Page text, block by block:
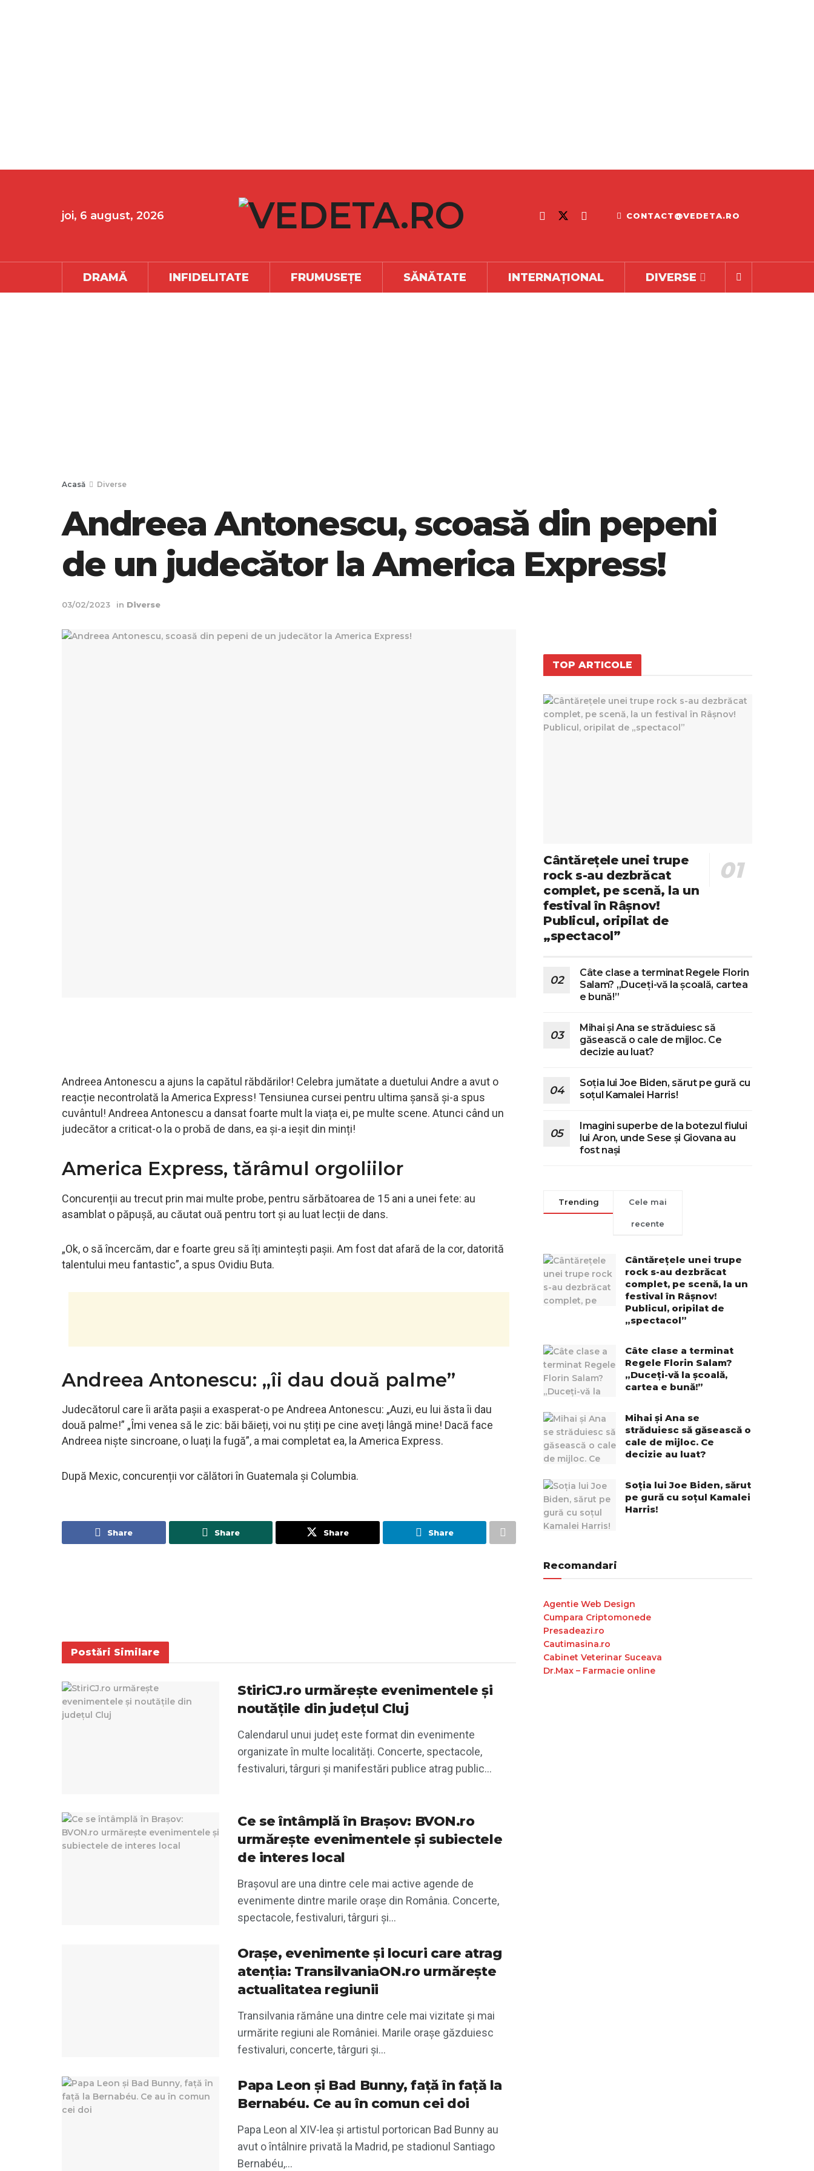
joi, 6 august, 2026 CONTACT@VEDETA.RO
DRAMĂ INFIDELITATE FRUMUSEȚE SĂNĂTATE INTERNAȚIONAL DIVERSE
Acasă Diverse
Andreea Antonescu, scoasă din pepeni
de un judecător la America Express!
03/02/2023 in Diverse
Andreea Antonescu a ajuns la capătul răbdărilor! Celebra jumătate a duetului Andre a avut o
reacție necontrolată la America Express! Tensiunea cursei pentru ultima șansă și-a spus
cuvântul! Andreea Antonescu a dansat foarte mult la viața ei, pe multe scene. Atunci când un
judecător a criticat-o la o probă de dans, ea și-a ieșit din minți!
America Express, tărâmul orgoliilor
Concurenții au trecut prin mai multe probe, pentru sărbătoarea de 15 ani a unei fete: au
asamblat o păpușă, au căutat ouă pentru tort și au luat lecții de dans.
„Ok, o să încercăm, dar e foarte greu să îți amintești pașii. Am fost dat afară de la cor, datorită
talentului meu fantastic”, a spus Ovidiu Buta.
Andreea Antonescu: „îi dau două palme”
Judecătorul care îi arăta pașii a exasperat-o pe Andreea Antonescu: „Auzi, eu lui ăsta îi dau
două palme!” „Îmi venea să le zic: băi băieți, voi nu știți pe cine aveți lângă mine! Dacă face
Andreea niște sincroane, o luați la fugă”, a mai completat ea, la America Express.
După Mexic, concurenții vor călători în Guatemala și Columbia.
Share Share Share Share
Postări Similare
StiriCJ.ro urmărește evenimentele și
noutățile din județul Cluj
Calendarul unui județ este format din evenimente
organizate în multe localități. Concerte, spectacole,
festivaluri, târguri și manifestări publice atrag public...
Ce se întâmplă în Brașov: BVON.ro
urmărește evenimentele și subiectele
de interes local
Brașovul are una dintre cele mai active agende de
evenimente dintre marile orașe din România. Concerte,
spectacole, festivaluri, târguri și...
Orașe, evenimente și locuri care atrag
atenția: TransilvaniaON.ro urmărește
actualitatea regiunii
Transilvania rămâne una dintre cele mai vizitate și mai
urmărite regiuni ale României. Marile orașe găzduiesc
festivaluri, concerte, târguri și...
Papa Leon și Bad Bunny, față în față la
Bernabéu. Ce au în comun cei doi
Papa Leon al XIV-lea și artistul portorican Bad Bunny au
avut o întâlnire privată la Madrid, pe stadionul Santiago
Bernabéu,...
TOP ARTICOLE
Cântărețele unei trupe
rock s-au dezbrăcat
complet, pe scenă, la un
festival în Râșnov!
Publicul, oripilat de
„spectacol”
Câte clase a terminat Regele Florin
Salam? „Duceți-vă la școală, cartea
e bună!”
Mihai și Ana se străduiesc să
găsească o cale de mijloc. Ce
decizie au luat?
Soția lui Joe Biden, sărut pe gură cu
soțul Kamalei Harris!
Imagini superbe de la botezul fiului
lui Aron, unde Sese și Giovana au
fost nași
Trending Cele mai
recente
Cântărețele unei trupe
rock s-au dezbrăcat
complet, pe scenă, la un
festival în Râșnov!
Publicul, oripilat de
„spectacol”
Câte clase a terminat
Regele Florin Salam?
„Duceți-vă la școală,
cartea e bună!”
Mihai și Ana se
străduiesc să găsească o
cale de mijloc. Ce
decizie au luat?
Soția lui Joe Biden, sărut
pe gură cu soțul Kamalei
Harris!
Recomandari
Agentie Web Design
Cumpara Criptomonede
Presadeazi.ro
Cautimasina.ro
Cabinet Veterinar Suceava
Dr.Max – Farmacie online